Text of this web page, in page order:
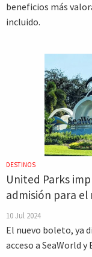
beneficios más
incluido.
DESTINOS
United Parks
admisión para
10 Jul 2024
El nuevo boleto, ya
acceso a SeaWorld